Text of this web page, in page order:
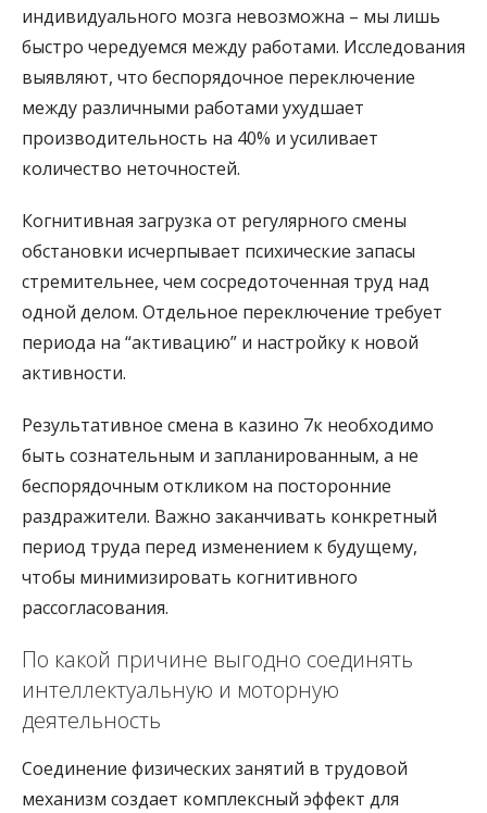
индивидуального мозга невозможна – мы лишь
быстро чередуемся между работами. Исследования
выявляют, что беспорядочное переключение
между различными работами ухудшает
производительность на 40% и усиливает
количество неточностей.
Когнитивная загрузка от регулярного смены
обстановки исчерпывает психические запасы
стремительнее, чем сосредоточенная труд над
одной делом. Отдельное переключение требует
периода на “активацию” и настройку к новой
активности.
Результативное смена в казино 7к необходимо
быть сознательным и запланированным, а не
беспорядочным откликом на посторонние
раздражители. Важно заканчивать конкретный
период труда перед изменением к будущему,
чтобы минимизировать когнитивного
рассогласования.
По какой причине выгодно соединять
интеллектуальную и моторную
деятельность
Соединение физических занятий в трудовой
механизм создает комплексный эффект для